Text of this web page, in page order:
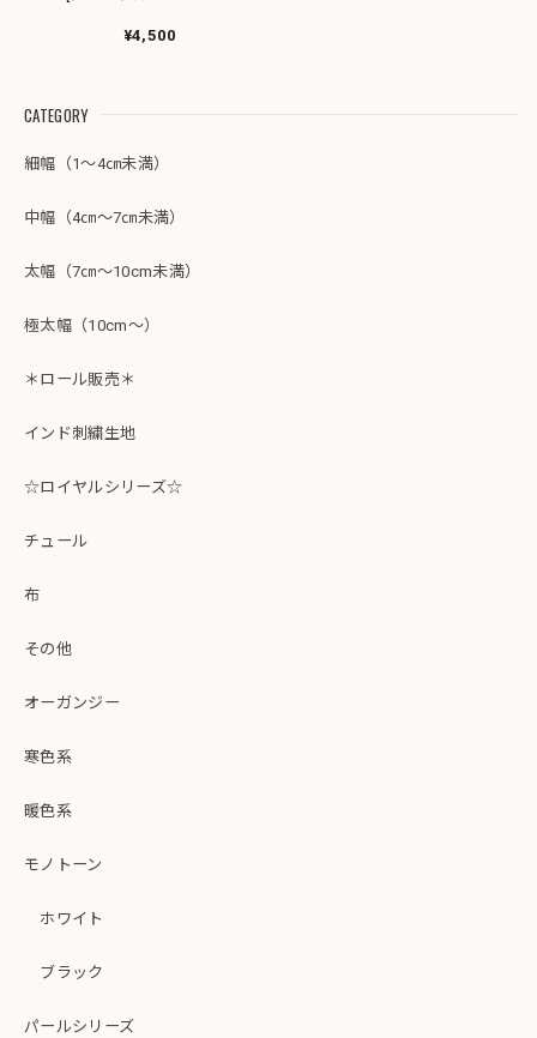
¥4,500
CATEGORY
細幅（1～4㎝未満）
中幅（4㎝～7㎝未満）
太幅（7㎝～10cm未満）
極太幅（10cm～）
＊ロール販売＊
インド刺繍生地
☆ロイヤルシリーズ☆
チュール
布
その他
オーガンジー
寒色系
暖色系
モノトーン
ホワイト
ブラック
パールシリーズ